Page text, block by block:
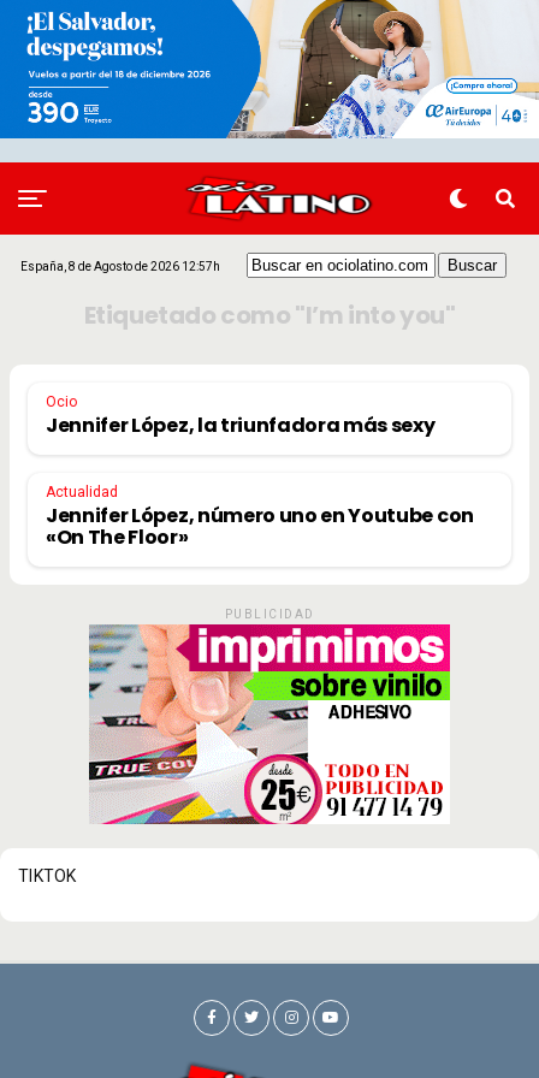
España, 8 de Agosto de 2026 12:57h
Etiquetado como "I’m into you"
Ocio
Jennifer López, la triunfadora más sexy
Actualidad
Jennifer López, número uno en Youtube con
«On The Floor»
PUBLICIDAD
TIKTOK